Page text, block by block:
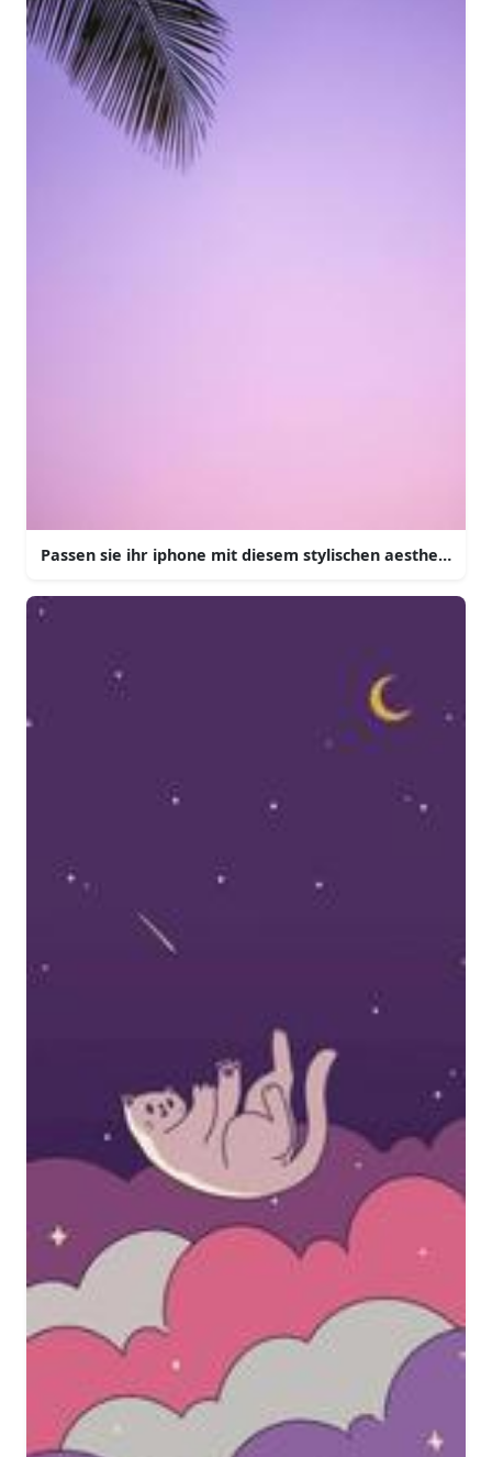
Passen sie ihr iphone mit diesem stylischen